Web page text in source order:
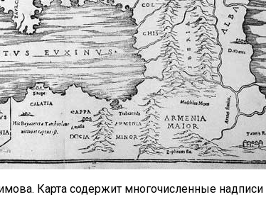
Карта содержит многочисленные надписи